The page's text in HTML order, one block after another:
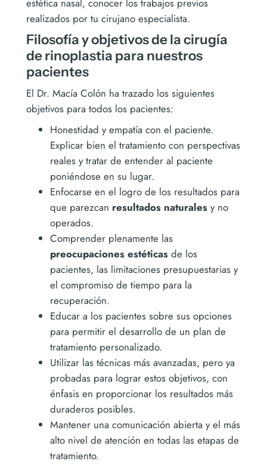
estética nasal, conocer los trabajos previos
realizados por tu cirujano especialista.
Filosofía y objetivos de la cirugía
de rinoplastia para nuestros
pacientes
El Dr. Macía Colón ha trazado los siguientes
objetivos para todos los pacientes:
Honestidad y empatía con el paciente.
Explicar bien el tratamiento con perspectivas
reales y tratar de entender al paciente
poniéndose en su lugar.
Enfocarse en el logro de los resultados para
que parezcan resultados naturalesy no
operados.
Comprender plenamente las
preocupaciones estéticasde los
pacientes, las limitaciones presupuestarias y
el compromiso de tiempo para la
recuperación.
Educar a los pacientes sobre sus opciones
para permitir el desarrollo de un plan de
tratamiento personalizado.
Utilizar las técnicas más avanzadas, pero ya
probadas para lograr estos objetivos, con
énfasis en proporcionar los resultados más
duraderos posibles.
Mantener una comunicación abierta y el más
alto nivel de atención en todas las etapas de
tratamiento.